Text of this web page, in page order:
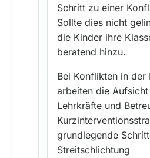
Schritt zu einer
Sollte dies nicht
die Kinder ihre
beratend hinzu.
Bei Konflikten in der
arbeiten die
Lehrkräfte und
grundlegende
Streitschlichtung